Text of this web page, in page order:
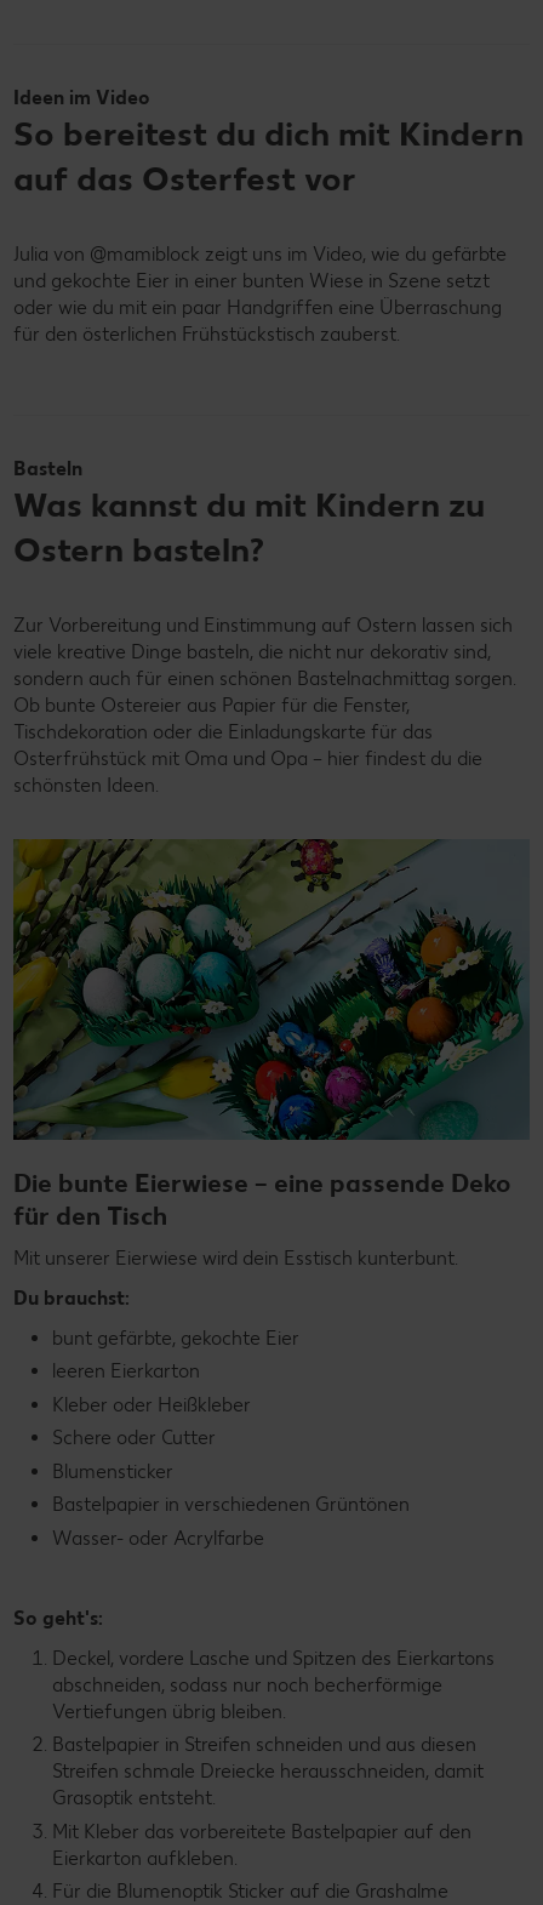
Ideen im Video
So bereitest du dich mit Kindern
auf das Osterfest vor
Julia von @mamiblock zeigt uns im Video, wie du gefärbte
und gekochte Eier in einer bunten Wiese in Szene setzt
oder wie du mit ein paar Handgriffen eine Überraschung
für den österlichen Frühstückstisch zauberst.
Basteln
Was kannst du mit Kindern zu
Ostern basteln?
Zur Vorbereitung und Einstimmung auf Ostern lassen sich
viele kreative Dinge basteln, die nicht nur dekorativ sind,
sondern auch für einen schönen Bastelnachmittag sorgen.
Ob bunte Ostereier aus Papier für die Fenster,
Tischdekoration oder die Einladungskarte für das
Osterfrühstück mit Oma und Opa – hier findest du die
schönsten Ideen.
Die bunte Eierwiese – eine passende Deko
für den Tisch
Mit unserer Eierwiese wird dein Esstisch kunterbunt.
Du brauchst:
bunt gefärbte, gekochte Eier
leeren Eierkarton
Kleber oder Heißkleber
Schere oder Cutter
Blumensticker
Bastelpapier in verschiedenen Grüntönen
Wasser- oder Acrylfarbe
So geht's:
Deckel, vordere Lasche und Spitzen des Eierkartons
abschneiden, sodass nur noch becherförmige
Vertiefungen übrig bleiben.
Bastelpapier in Streifen schneiden und aus diesen
Streifen schmale Dreiecke herausschneiden, damit
Grasoptik entsteht.
Mit Kleber das vorbereitete Bastelpapier auf den
Eierkarton aufkleben.
Für die Blumenoptik Sticker auf die Grashalme